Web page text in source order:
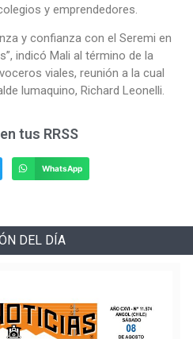
y emprendedores.
y confianza con el Seremi en
indicó Mali al término de la
viales, reunión a la cual
lumaquino, Richard Leonelli.
tus RRSS
WhatsApp
DEL DÍA